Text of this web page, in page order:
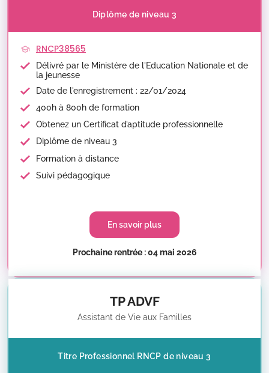
Diplôme de niveau 3
RNCP38565
Délivré par le Ministère de l'Education Nationale et de
la jeunesse
Date de l'enregistrement : 22/01/2024
400h à 800h de formation
Obtenez un Certificat d’aptitude professionnelle
Diplôme de niveau 3
Formation à distance
Suivi pédagogique
En savoir plus
Prochaine rentrée : 04 mai 2026
TP ADVF
Assistant de Vie aux Familles
Titre Professionnel RNCP de niveau 3